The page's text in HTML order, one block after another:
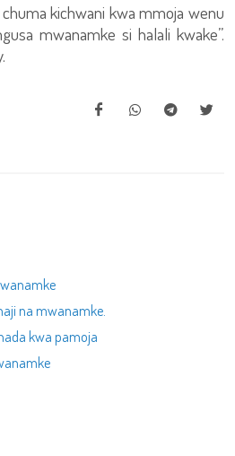
kichwani kwa mmoja wenu
mwanamke si halali kwake”.
na mwanamke.
kwa pamoja